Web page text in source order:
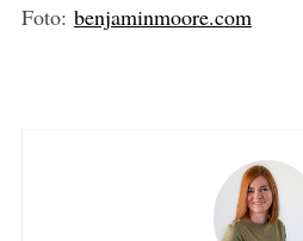
Foto: benjaminmoore.com
e